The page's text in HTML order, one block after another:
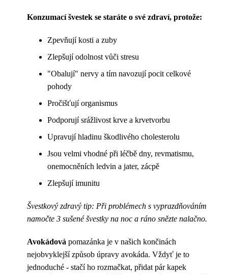
Konzumací švestek se staráte o své zdraví, protože:
Zpevňují kosti a zuby
Zlepšují odolnost vůči stresu
"Obalují" nervy a tím navozují pocit celkové
pohody
Pročišťují organismus
Podporují srážlivost krve a krvetvorbu
Upravují hladinu škodlivého cholesterolu
Jsou velmi vhodné při léčbě dny, revmatismu,
onemocněních ledvin a jater, zácpě
Zlepšují imunitu
Švestkový zdravý tip: Při problémech s vyprazdňováním
namočte 3 sušené švestky na noc a ráno snězte nalačno.
Avokádová pomazánka je v našich končinách
nejobvyklejší způsob úpravy avokáda. Vždyť je to
jednoduché - stačí ho rozmačkat, přidat pár kapek